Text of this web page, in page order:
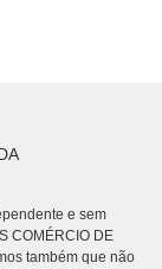
e sem
COMÉRCIO DE
também que não